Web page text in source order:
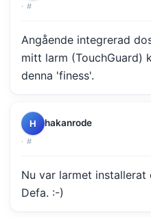
· #
Angående integrerad
mitt larm (TouchGuard)
denna 'finess'.
H hakanrode
· #
Nu var larmet
Defa. :-)